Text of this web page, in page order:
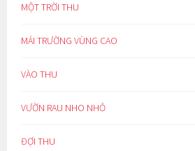
MỘT TRỜI THU
MÁI TRƯỜNG VÙNG CAO
VÀO THU
VƯỜN RAU NHO NHỎ
ĐỢI THU